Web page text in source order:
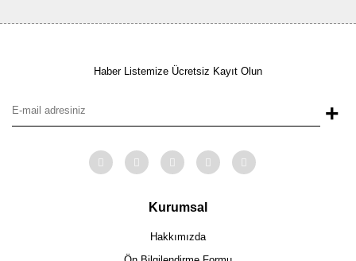
Haber Listemize Ücretsiz Kayıt Olun
+
Kurumsal
Hakkımızda